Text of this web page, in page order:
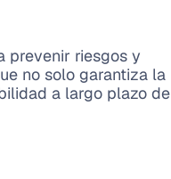
prevenir riesgos y
no solo garantiza la
a largo plazo de